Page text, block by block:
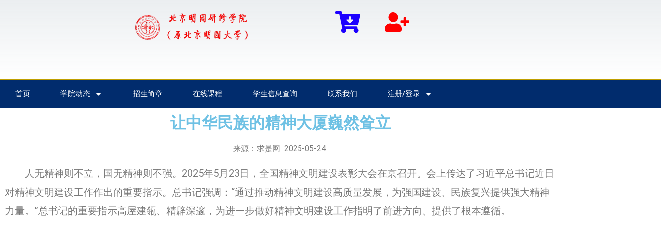
首页 学院动态 招生简章 在线课程 学生信息查询 联系我们 注册/登录
让中华民族的精神大厦巍然耸立
来源：求是网 2025-05-24
人无精神则不立，国无精神则不强。2025年5月23日，全国精神文明建设表彰大会在京召开。会上传达了习近平总书记近日
对精神文明建设工作作出的重要指示。总书记强调：“通过推动精神文明建设高质量发展，为强国建设、民族复兴提供强大精神
力量。”总书记的重要指示高屋建瓴、精辟深邃，为进一步做好精神文明建设工作指明了前进方向、提供了根本遵循。